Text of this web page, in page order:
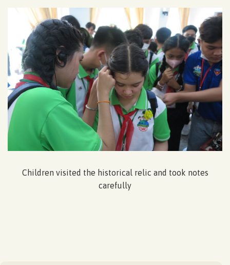
Children visited the historical relic and took notes
carefully